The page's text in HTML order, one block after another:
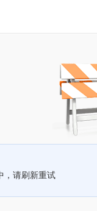
，请刷新重试